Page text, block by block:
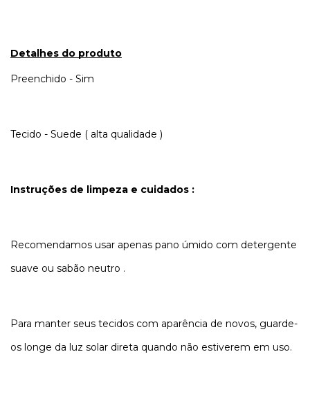
Detalhes do produto
Preenchido - Sim
Tecido - Suede ( alta qualidade )
Instruções de limpeza e cuidados :
Recomendamos usar apenas pano úmido com detergente
suave ou sabão neutro .
Para manter seus tecidos com aparência de novos, guarde-
os longe da luz solar direta quando não estiverem em uso.